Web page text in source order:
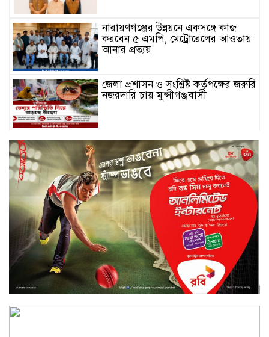
নারায়ণগঞ্জের উন্নয়নে একসঙ্গে কাজ
করবেন ৫ এমপি, মেট্রোরেলের আওতায়
আনার প্রত্যয়
জেলা প্রশাসন ও সংশ্লিষ্ট কর্তৃপক্ষের জরুরি
নজরদারি চায় মুন্সীগঞ্জবাসী
সোনারগাঁয়ে স্কুলছাত্রীকে লাথি: ১১
বছরের শিশুকে ৬ মাস প্রবেশন কর্মকর্তার
তত্ত্বাবধানে
বন্দরে হত্যাকাণ্ডে ব্যবহৃত রক্তমাখা
চাকুসহ মূল আসামি গ্রেফতার
মুন্সীগঞ্জ ডিবি পুলিশের অভিযানে ৮০
পিস ইয়াবাসহ ৪ জন গ্রেফতার
মুন্সীগঞ্জে ৪ কেজি গাঁজাসহ একজন